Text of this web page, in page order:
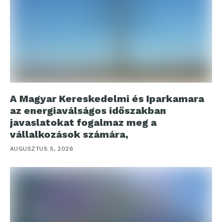
A Magyar Kereskedelmi és Iparkamara
az energiaválságos időszakban
javaslatokat fogalmaz meg a
vállalkozások számára,
AUGUSZTUS 5, 2026